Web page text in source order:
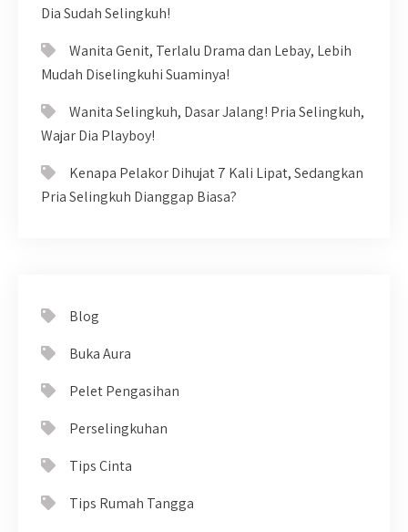
Dia Sudah Selingkuh!
Wanita Genit, Terlalu Drama dan Lebay, Lebih
Mudah Diselingkuhi Suaminya!
Wanita Selingkuh, Dasar Jalang! Pria Selingkuh,
Wajar Dia Playboy!
Kenapa Pelakor Dihujat 7 Kali Lipat, Sedangkan
Pria Selingkuh Dianggap Biasa?
Blog
Buka Aura
Pelet Pengasihan
Perselingkuhan
Tips Cinta
Tips Rumah Tangga